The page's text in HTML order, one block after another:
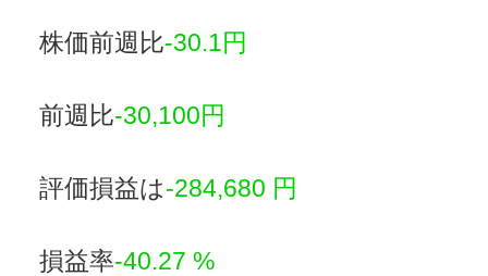
株価前週比-30.1円
前週比-30,100円
評価損益は-284,680 円
損益率-40.27 %